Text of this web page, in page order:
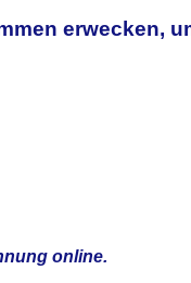
erwecken,
online.